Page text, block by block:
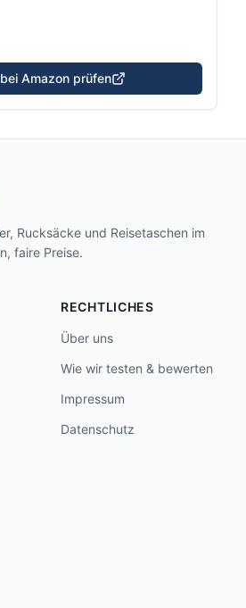
Amazon prüfen
Rucksäcke und Reisetaschen im
faire Preise.
RECHTLICHES
Über uns
Wie wir testen & bewerten
Impressum
Datenschutz